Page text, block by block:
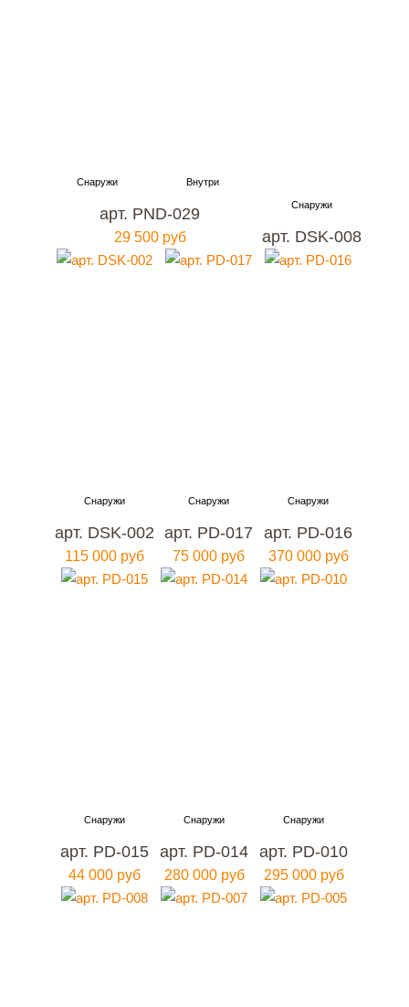
арт. PND-029
29 500 руб арт. DSK-008
арт. DSK-002
115 000 руб
арт. PD-017
75 000 руб
арт. PD-016
370 000 руб
арт. PD-015
44 000 руб
арт. PD-014
280 000 руб
арт. PD-010
295 000 руб